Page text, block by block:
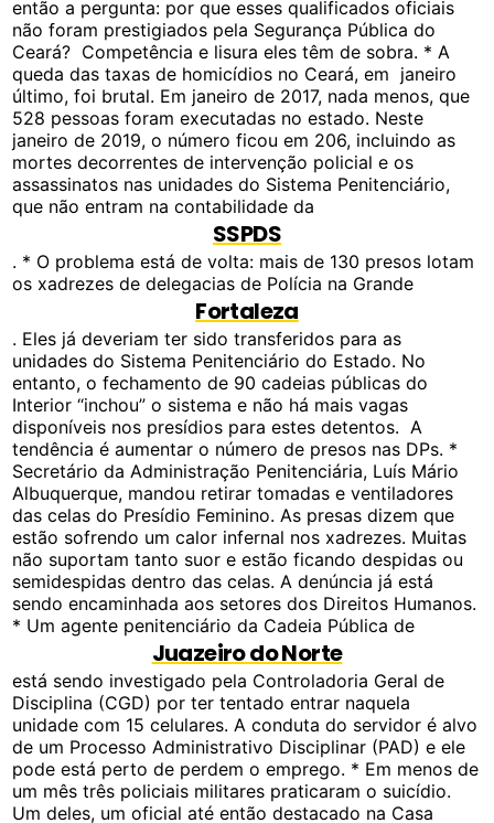
então a pergunta: por que esses qualificados oficiais
não foram prestigiados pela Segurança Pública do
Ceará? Competência e lisura eles têm de sobra. * A
queda das taxas de homicídios no Ceará, em janeiro
último, foi brutal. Em janeiro de 2017, nada menos, que
528 pessoas foram executadas no estado. Neste
janeiro de 2019, o número ficou em 206, incluindo as
mortes decorrentes de intervenção policial e os
assassinatos nas unidades do Sistema Penitenciário,
que não entram na contabilidade da
SSPDS
. * O problema está de volta: mais de 130 presos lotam
os xadrezes de delegacias de Polícia na Grande
Fortaleza
. Eles já deveriam ter sido transferidos para as
unidades do Sistema Penitenciário do Estado. No
entanto, o fechamento de 90 cadeias públicas do
Interior “inchou” o sistema e não há mais vagas
disponíveis nos presídios para estes detentos. A
tendência é aumentar o número de presos nas DPs. *
Secretário da Administração Penitenciária, Luís Mário
Albuquerque, mandou retirar tomadas e ventiladores
das celas do Presídio Feminino. As presas dizem que
estão sofrendo um calor infernal nos xadrezes. Muitas
não suportam tanto suor e estão ficando despidas ou
semidespidas dentro das celas. A denúncia já está
sendo encaminhada aos setores dos Direitos Humanos.
* Um agente penitenciário da Cadeia Pública de
Juazeiro do Norte
está sendo investigado pela Controladoria Geral de
Disciplina (CGD) por ter tentado entrar naquela
unidade com 15 celulares. A conduta do servidor é alvo
de um Processo Administrativo Disciplinar (PAD) e ele
pode está perto de perdem o emprego. * Em menos de
um mês três policiais militares praticaram o suicídio.
Um deles, um oficial até então destacado na Casa